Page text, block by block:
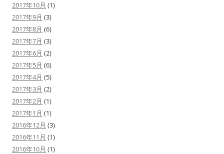
2017年10月 (1)
2017年9月 (3)
2017年8月 (6)
2017年7月 (3)
2017年6月 (2)
2017年5月 (6)
2017年4月 (5)
2017年3月 (2)
2017年2月 (1)
2017年1月 (1)
2016年12月 (3)
2016年11月 (1)
2016年10月 (1)